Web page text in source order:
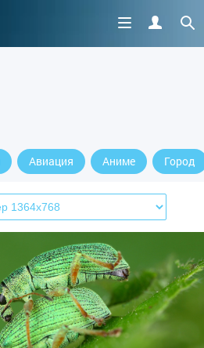
Авиация Аниме Город